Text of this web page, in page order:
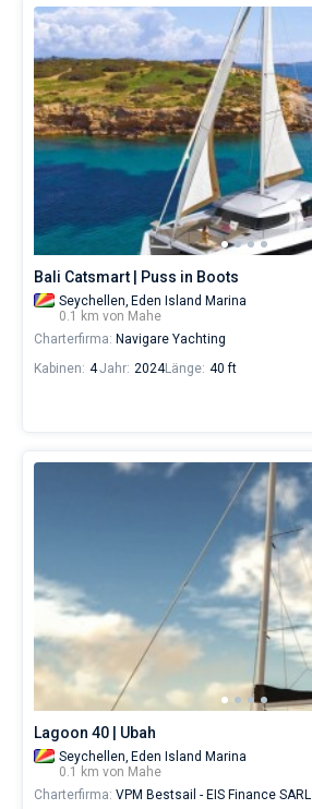
Bali Catsmart | Puss in Boots
Seychellen, Eden Island Marina
0.1 km von Mahe
Charterfirma: Navigare Yachting
Kabinen: 4Jahr: 2024Länge: 40 ft
Lagoon 40 | Ubah
Seychellen, Eden Island Marina
0.1 km von Mahe
Charterfirma: VPM Bestsail - EIS Finance SARL